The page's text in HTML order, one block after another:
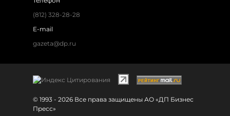
(812) 328-28-28
E-mail
gazeta@dp.ru
© 1993 - 2026 Все права защищены АО «ДП Бизнес
Пресс»